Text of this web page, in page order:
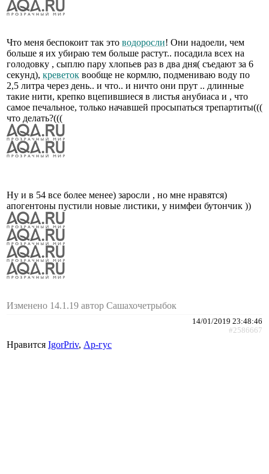
Что меня беспокоит так это водоросли! Они надоели, чем
больше я их убираю тем больше растут.. посадила всех на
голодовку , сыплю пару хлопьев раз в два дня( съедают за 6
секунд), креветок вообще не кормлю, подмениваю воду по
2,5 литра через день.. и что.. и ничто они прут .. длинные
такие нити, крепко вцепившиеся в листья анубиаса и , что
самое печальное, только начавшей просыпаться трепартиты(((
что делать?(((
Ну и в 54 все более менее) заросли , но мне нравятся)
апогентоны пустили новые листики, у нимфеи бутончик ))
Изменено 14.1.19 автор Сашахочетрыбок
14/01/2019 23:48:46
#2586667
Нравится IgorPriv, Ар-гус